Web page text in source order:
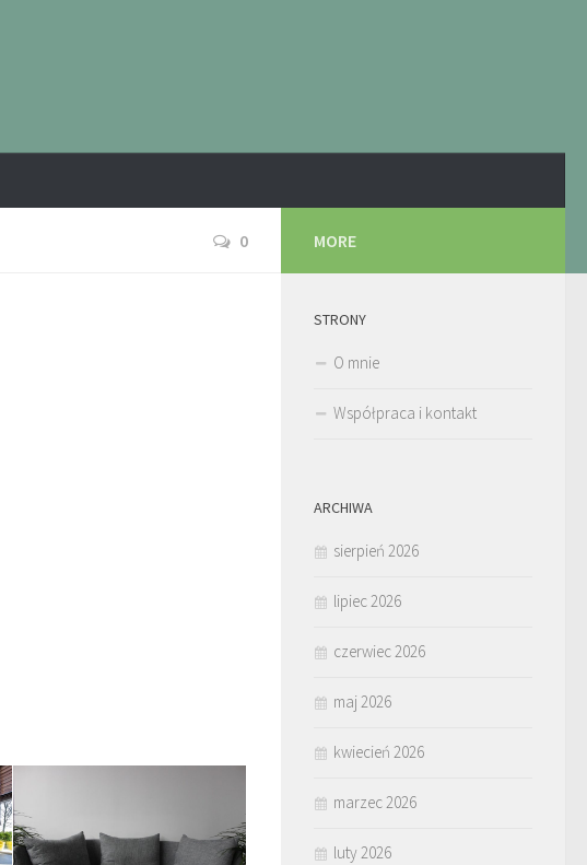
0 MORE
STRONY
O mnie
Współpraca i kontakt
ARCHIWA
sierpień 2026
lipiec 2026
czerwiec 2026
maj 2026
kwiecień 2026
marzec 2026
luty 2026